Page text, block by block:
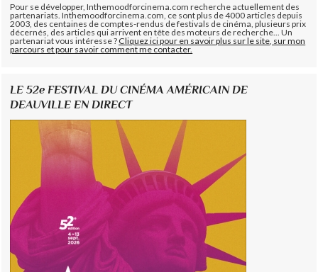
Pour se développer, Inthemoodforcinema.com recherche actuellement des
partenariats. Inthemoodforcinema.com, ce sont plus de 4000 articles depuis
2003, des centaines de comptes-rendus de festivals de cinéma, plusieurs prix
décernés, des articles qui arrivent en tête des moteurs de recherche... Un
partenariat vous intéresse ?Cliquez ici pour en savoir plus sur le site, sur mon
parcours et pour savoir comment me contacter.
LE 52e FESTIVAL DU CINÉMA AMÉRICAIN DE
DEAUVILLE EN DIRECT